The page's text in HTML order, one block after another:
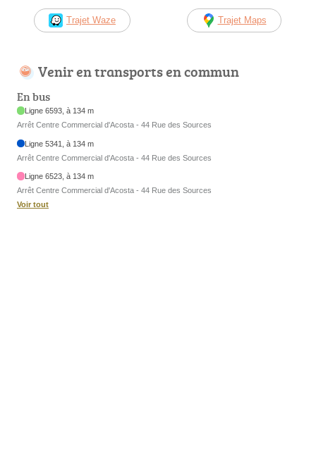
Trajet Waze Trajet Maps
Venir en transports en commun
En bus
Ligne 6593, à 134 m
Arrêt Centre Commercial d'Acosta - 44 Rue des Sources
Ligne 5341, à 134 m
Arrêt Centre Commercial d'Acosta - 44 Rue des Sources
Ligne 6523, à 134 m
Arrêt Centre Commercial d'Acosta - 44 Rue des Sources
Voir tout